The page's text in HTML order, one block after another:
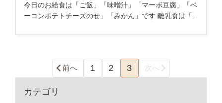
今日のお給食は「ご飯」「味噌汁」「マーボ豆腐」「ベ
ーコンポテトチーズのせ」「みかん」です 離乳食は「...
前へ 1 2 3 次へ
カテゴリ